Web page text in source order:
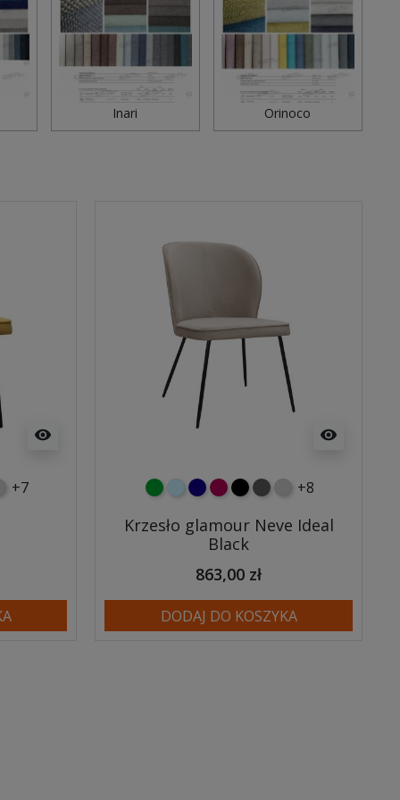
Inari Orinoco
visibility
szary
+7
visibility
zielonybłękitnygranatowy
malinowy
czarnyciemno szary
jasnoszary
+8
Krzesło glamour Neve Ideal
Black
863,00 zł
DODAJ DO KOSZYKA